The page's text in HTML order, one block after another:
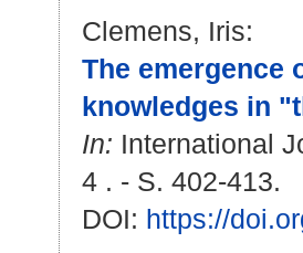
Clemens, Iris:
The emergence
knowledges in
In: International
4 . - S. 402-413.
DOI: https://